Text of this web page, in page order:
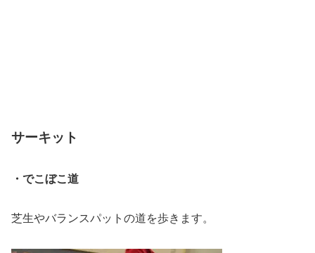
サーキット
・でこぼこ道
芝生やバランスパットの道を歩きます。